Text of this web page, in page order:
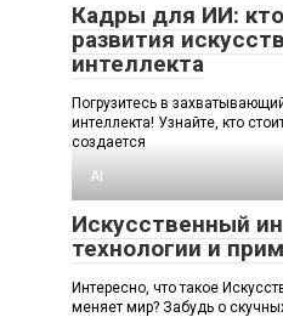
Кадры для ИИ:
развития
интеллекта
Погрузитесь в
интеллекта! Узнайте, кто
создается
AI
Искусственный
технологии и
Интересно, что такое
меняет мир? Забудь о